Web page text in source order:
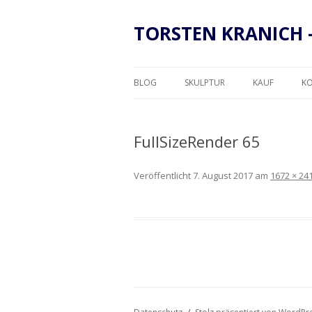
TORSTEN KRANICH
BLOG SKULPTUR KAUF
FullSizeRender 65
Veröffentlicht 7. August 2017 am 1672 ×